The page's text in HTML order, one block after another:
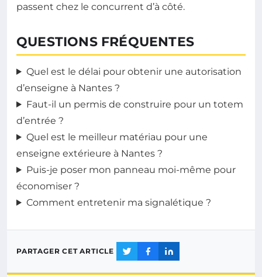
passent chez le concurrent d’à côté.
QUESTIONS FRÉQUENTES
Quel est le délai pour obtenir une autorisation
d’enseigne à Nantes ?
Faut-il un permis de construire pour un totem
d’entrée ?
Quel est le meilleur matériau pour une
enseigne extérieure à Nantes ?
Puis-je poser mon panneau moi-même pour
économiser ?
Comment entretenir ma signalétique ?
PARTAGER CET ARTICLE